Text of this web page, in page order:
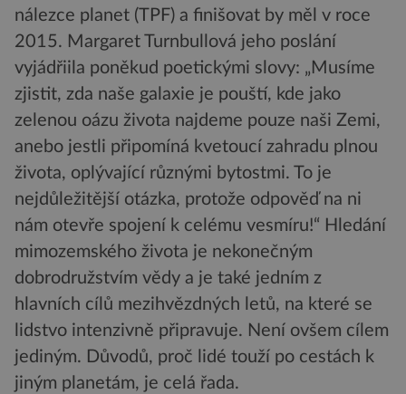
nálezce planet (TPF) a finišovat by měl v roce
2015. Margaret Turnbullová jeho poslání
vyjádřiila poněkud poetickými slovy: „Musíme
zjistit, zda naše galaxie je pouští, kde jako
zelenou oázu života najdeme pouze naši Zemi,
anebo jestli připomíná kvetoucí zahradu plnou
života, oplývající různými bytostmi. To je
nejdůležitější otázka, protože odpověď na ni
nám otevře spojení k celému vesmíru!“ Hledání
mimozemského života je nekonečným
dobrodružstvím vědy a je také jedním z
hlavních cílů mezihvězdných letů, na které se
lidstvo intenzivně připravuje. Není ovšem cílem
jediným. Důvodů, proč lidé touží po cestách k
jiným planetám, je celá řada.